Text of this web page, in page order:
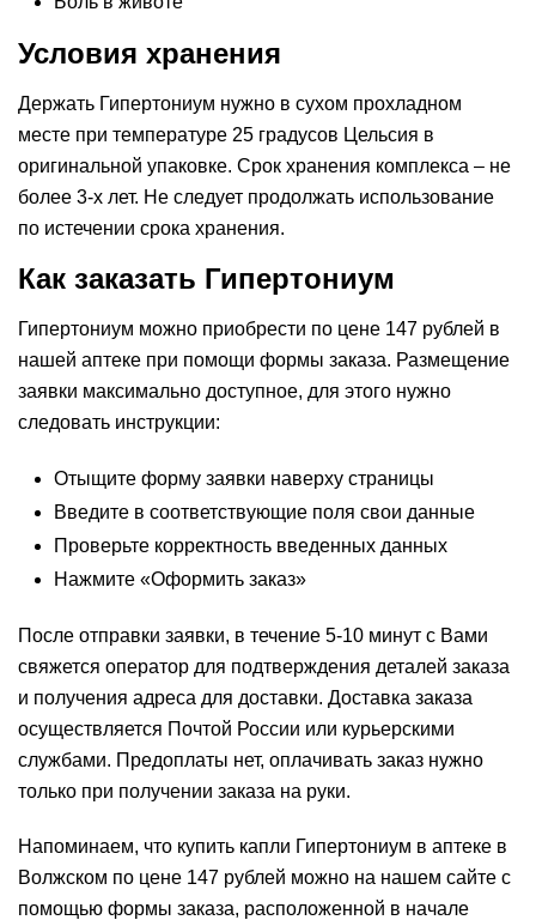
Условия хранения
Держать Гипертониум нужно в сухом прохладном
месте при температуре 25 градусов Цельсия в
оригинальной упаковке. Срок хранения комплекса – не
более 3-х лет. Не следует продолжать использование
по истечении срока хранения.
Как заказать Гипертониум
Гипертониум можно приобрести по цене 147 рублей в
нашей аптеке при помощи формы заказа. Размещение
заявки максимально доступное, для этого нужно
следовать инструкции:
Отыщите форму заявки наверху страницы
Введите в соответствующие поля свои данные
Проверьте корректность введенных данных
Нажмите «Оформить заказ»
После отправки заявки, в течение 5-10 минут с Вами
свяжется оператор для подтверждения деталей заказа
и получения адреса для доставки. Доставка заказа
осуществляется Почтой России или курьерскими
службами. Предоплаты нет, оплачивать заказ нужно
только при получении заказа на руки.
Напоминаем, что купить капли Гипертониум в аптеке в
Волжском по цене 147 рублей можно на нашем сайте с
помощью формы заказа, расположенной в начале